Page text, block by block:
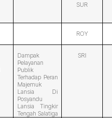
SUR
ROY
Dampak
Pelayanan
Publik
Terhadap Peran
Majemuk
Lansia Di
Posyandu
Lansia Tingkir
Tengah Salatiga
SRI